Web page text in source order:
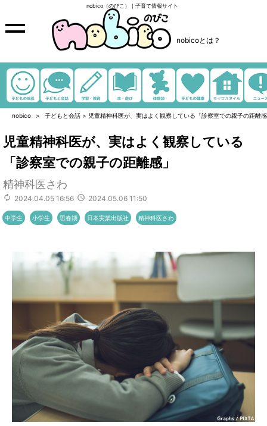
nobico（のびこ）｜子育て情報サイト
nobicoとは？
nobico 子どもと会話 > 児童精神科医が、実はよく観察している「診察室での親子の距離
児童精神科医が、実はよく観察している
「診察室での親子の距離感」
精神科医さわ
2024.04.05 16:56 2024.05.06 11:50
中学生 小学生 思春期 日本実業出版社 精神科医さわ